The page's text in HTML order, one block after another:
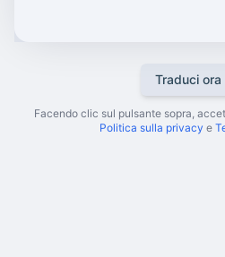
Traduci ora
Facendo clic sul pulsante sopra,
Politica sulla privacy e